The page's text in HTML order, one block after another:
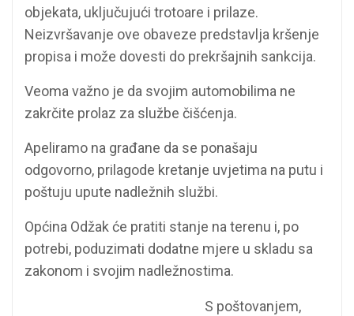
objekata, uključujući trotoare i prilaze.
Neizvršavanje ove obaveze predstavlja kršenje
propisa i može dovesti do prekršajnih sankcija.
Veoma važno je da svojim automobilima ne
zakrčite prolaz za službe čišćenja.
Apeliramo na građane da se ponašaju
odgovorno, prilagode kretanje uvjetima na putu i
poštuju upute nadležnih službi.
Općina Odžak će pratiti stanje na terenu i, po
potrebi, poduzimati dodatne mjere u skladu sa
zakonom i svojim nadležnostima.
S poštovanjem,